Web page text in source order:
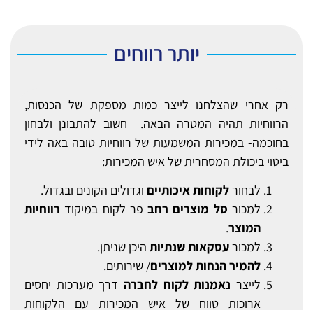
יותר רווחים
רק אחרי שהצלחנו לייצר כמות מספקת של הכנסות,
הרווחיות תהיה המטרה הבאה. חשוב להתבונן ולבחון
בחוכמה- במכירות המשמעות של רווחיות טובה באה לידי
ביטוי ביכולת המסחרית של איש המכירות:
לבחורלקוחות איכותיים וגדולים הקונים ובגדול.
למכור סל מוצרים רחבפר לקוח במיקוד רווחיות
המוצר.
למכורעסקאות שנתיות היכן שניתן.
להמיר הנחות למוצרים/ שירותים.
לייצר נאמנות לקוח לחברה דרך מערכות יחסים
ארוכות טווח של איש המכירות עם הלקוחות